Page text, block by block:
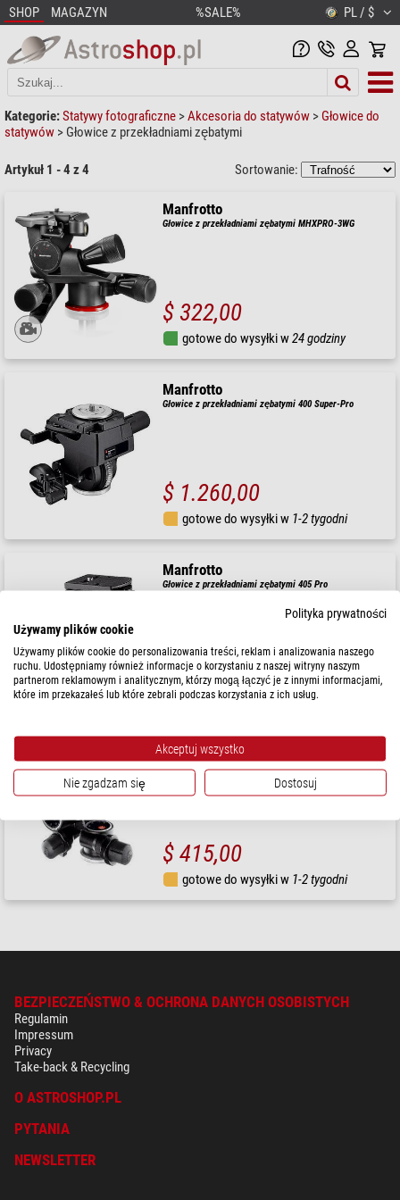
SHOP MAGAZYN %SALE% PL / $
Kategorie:Statywy fotograficzne >Akcesoria do statywów > Głowice do
statywów > Głowice z przekładniami zębatymi
Artykuł 1 - 4 z 4 Sortowanie:
Manfrotto
Głowice z przekładniami zębatymi MHXPRO-3WG
$ 322,00
gotowe do wysyłki w24 godziny
Manfrotto
Głowice z przekładniami zębatymi 400 Super-Pro
$ 1.260,00
gotowe do wysyłki w 1-2 tygodni
Manfrotto
Głowice z przekładniami zębatymi 405 Pro
$ 940,00
gotowe do wysyłki w 1-2 tygodni
Manfrotto
Głowice z przekładniami zębatymi 410 Junior
$ 415,00
gotowe do wysyłki w 1-2 tygodni
BEZPIECZEŃSTWO & OCHRONA DANYCH OSOBISTYCH
Regulamin
Impressum
Privacy
Take-back & Recycling
O ASTROSHOP.PL
PYTANIA
NEWSLETTER
Polityka prywatności
Używamy plików cookie
Używamy plików cookie do personalizowania treści, reklam i analizowania naszego
ruchu. Udostępniamy również informacje o korzystaniu z naszej witryny naszym
partnerom reklamowym i analitycznym, którzy mogą łączyć je z innymi informacjami,
które im przekazałeś lub które zebrali podczas korzystania z ich usług.
Akceptuj wszystko
Nie zgadzam się Dostosuj